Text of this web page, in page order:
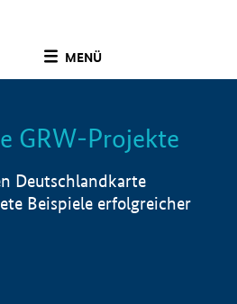
MENÜ
Info
GRW-Projekte
Deutschlandkarte
Beispiele erfolgreicher